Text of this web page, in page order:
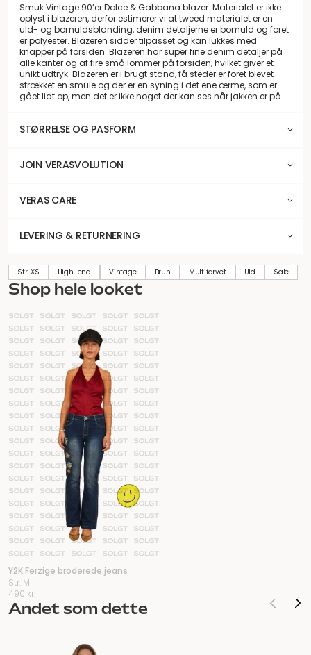
Smuk Vintage 90’er Dolce & Gabbana blazer. Materialet er ikke
oplyst i blazeren, derfor estimerer vi at tweed materialet er en
uld- og bomuldsblanding, denim detaljerne er bomuld og foret
er polyester. Blazeren sidder tilpasset og kan lukkes med
knapper på forsiden. Blazeren har super fine denim detaljer på
alle kanter og af fire små lommer på forsiden, hvilket giver et
unikt udtryk. Blazeren er i brugt stand, få steder er foret blevet
strækket en smule og der er en syning i det ene ærme, som er
gået lidt op, men det er ikke noget der kan ses når jakken er på.
STØRRELSE OG PASFORM
JOIN VERASVOLUTION
VERAS CARE
LEVERING & RETURNERING
Str. XS High-end Vintage Brun Multifarvet Uld Sale
Shop hele looket
Y2K Ferzige broderede jeans
Str. M
490 kr.
Andet som dette